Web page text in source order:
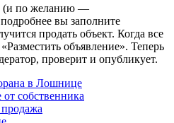
(и по желанию —
вы заполните
продать объект. Когда все
объявление». Теперь
проверит и опубликует.
в Лошнице
собственника